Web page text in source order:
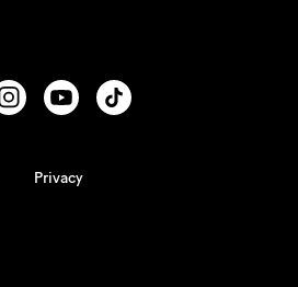
Privacy